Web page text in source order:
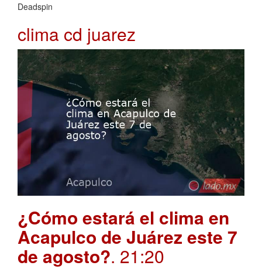
Deadspin
clima cd juarez
¿Cómo estará el clima en
Acapulco de Juárez este 7
de agosto?. 21:20